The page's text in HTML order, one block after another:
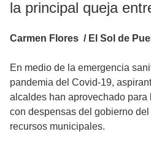
la principal queja
Carmen Flores / El Sol de
En medio de la emergencia
pandemia del Covid-19,
alcaldes han aprovechado
con despensas del gobierno
recursos municipales.